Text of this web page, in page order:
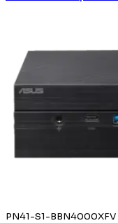
PN41-S1-BBN4000XFV